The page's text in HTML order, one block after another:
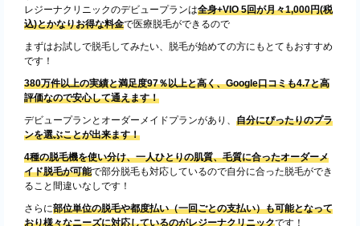
レジーナクリニックのデビュープランは全身+VIO 5回が月々1,000円(税
込)とかなりお得な料金で医療脱毛ができるので
まずはお試しで脱毛してみたい、脱毛が始めての方にもとてもおすすめ
です！
380万件以上の実績と満足度97％以上と高く、Google口コミも4.7と高
評価なので安心して通えます！
デビュープランとオーダーメイドプランがあり、 自分にぴったりのプラ
ンを選ぶことが出来ます！
4種の脱毛機を使い分け、一人ひとりの肌質、毛質に合ったオーダーメ
イド脱毛が可能で部分脱毛も対応しているので自分に合った脱毛ができ
ること間違いなしです！
さらに部位単位の脱毛や都度払い（一回ごとの支払い）も可能となって
おり様々なニーズに対応しているのがレジーナクリニックです！